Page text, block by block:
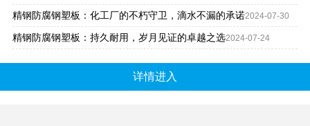
精钢防腐钢塑板：化工厂的不朽守卫，滴水不漏的承诺2024-07-30
精钢防腐钢塑板：持久耐用，岁月见证的卓越之选2024-07-24
详情进入